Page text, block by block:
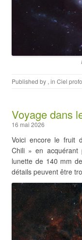
Published by , in Ciel
Voyage dans
16 mai 2026
Voici encore le fruit
Chili » en
lunette de 140 mm
détails peuvent être